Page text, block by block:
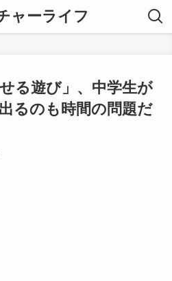
ャーライフ
る遊び」、中学生が
るのも時間の問題だ